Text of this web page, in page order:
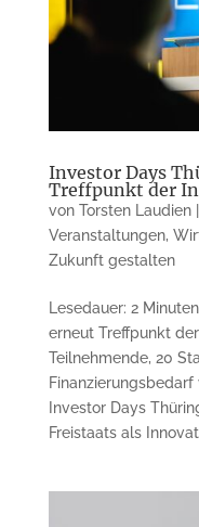
Investor Days
Treffpunkt der
von Torsten Laudien|
Veranstaltungen,
Zukunft gestalten
Lesedauer: 2
erneut Treffpunkt
Teilnehmende, 20
Finanzierungsbedarf
Investor Days
Freistaats als